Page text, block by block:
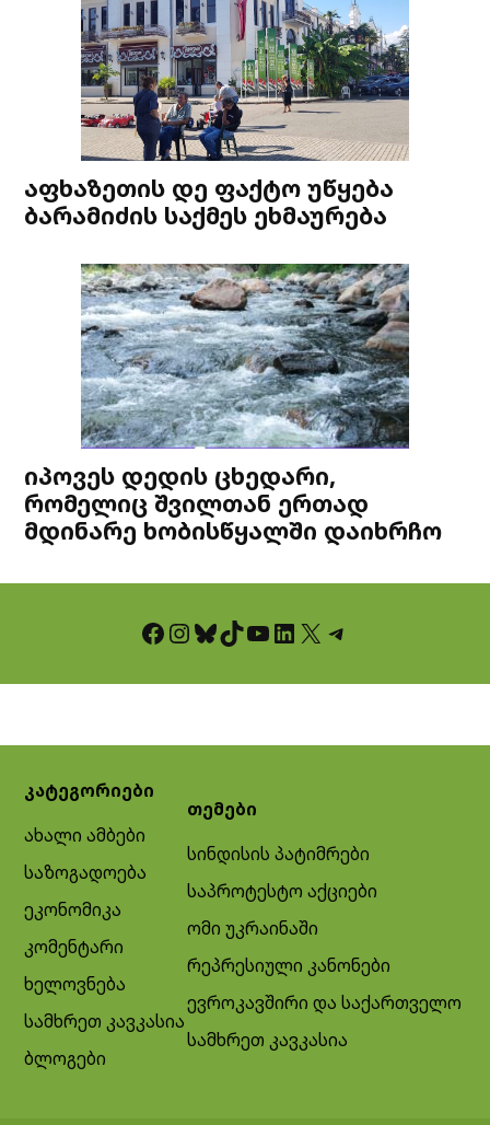
აფხაზეთის დე ფაქტო უწყება
ბარამიძის საქმეს ეხმაურება
იპოვეს დედის ცხედარი,
რომელიც შვილთან ერთად
მდინარე ხობისწყალში დაიხრჩო
Facebook InstagramBluesky TikTok YouTube LinkedIn X Telegram
კატეგორიები
ახალი ამბები
საზოგადოება
ეკონომიკა
კომენტარი
ხელოვნება
სამხრეთ კავკასია
ბლოგები
თემები
სინდისის პატიმრები
საპროტესტო აქციები
ომი უკრაინაში
რეპრესიული კანონები
ევროკავშირი და საქართველო
სამხრეთ კავკასია